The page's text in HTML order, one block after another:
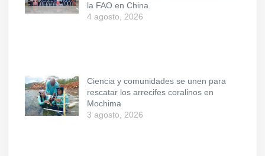
la FAO en China
4 agosto, 2026
Ciencia y comunidades se unen para
rescatar los arrecifes coralinos en
Mochima
3 agosto, 2026